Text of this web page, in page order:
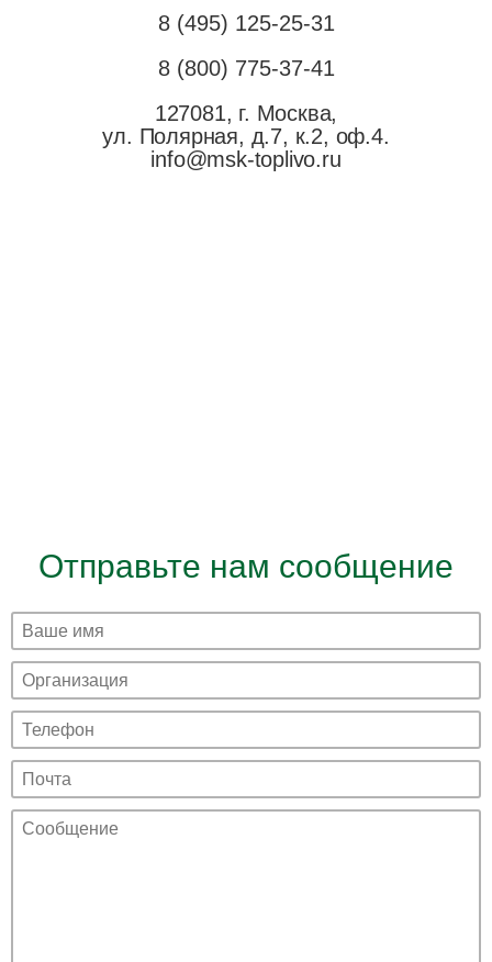
8 (495) 125-25-31
8 (800) 775-37-41
127081, г. Москва,
ул. Полярная, д.7, к.2, оф.4.
info@msk-toplivo.ru
Отправьте нам сообщение